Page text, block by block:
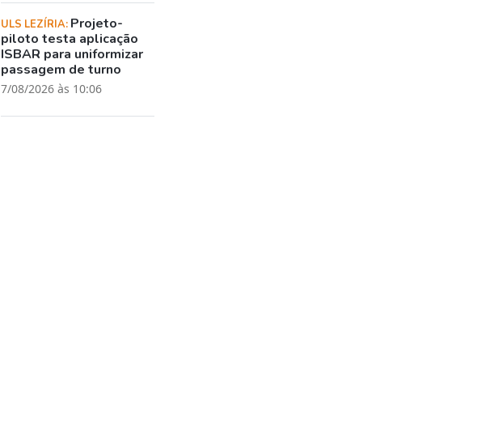
ULS LEZÍRIA: Projeto-
piloto testa aplicação
ISBAR para uniformizar
passagem de turno
7/08/2026 às 10:06